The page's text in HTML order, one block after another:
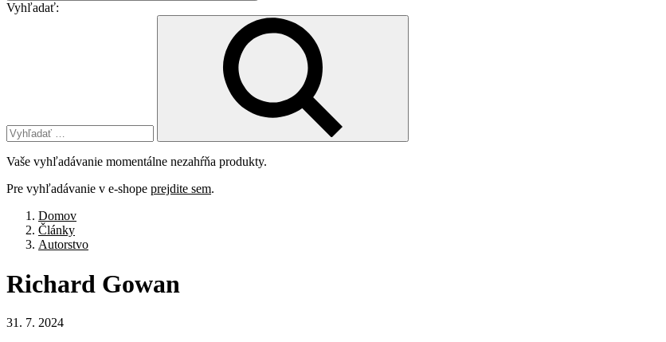
Vyhľadať:
Vaše vyhľadávanie momentálne nezahŕňa produkty.
Pre vyhľadávanie v e-shope prejdite sem.
Domov
Články
Autorstvo
Richard Gowan
31. 7. 2024